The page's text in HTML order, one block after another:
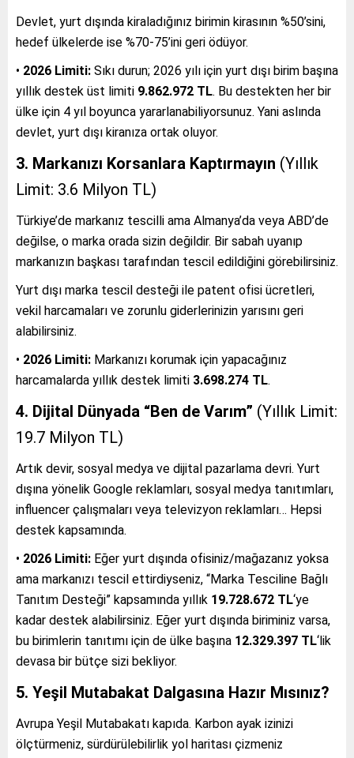
Devlet, yurt dışında kiraladığınız birimin kirasının %50’sini,
hedef ülkelerde ise %70-75’ini geri ödüyor.
• 2026 Limiti: Sıkı durun; 2026 yılı için yurt dışı birim başına
yıllık destek üst limiti 9.862.972 TL. Bu destekten her bir
ülke için 4 yıl boyunca yararlanabiliyorsunuz. Yani aslında
devlet, yurt dışı kiranıza ortak oluyor.
3. Markanızı Korsanlara Kaptırmayın (Yıllık
Limit: 3.6 Milyon TL)
Türkiye’de markanız tescilli ama Almanya’da veya ABD’de
değilse, o marka orada sizin değildir. Bir sabah uyanıp
markanızın başkası tarafından tescil edildiğini görebilirsiniz.
Yurt dışı marka tescil desteği ile patent ofisi ücretleri,
vekil harcamaları ve zorunlu giderlerinizin yarısını geri
alabilirsiniz.
• 2026 Limiti: Markanızı korumak için yapacağınız
harcamalarda yıllık destek limiti 3.698.274 TL.
4. Dijital Dünyada “Ben de Varım” (Yıllık Limit:
19.7 Milyon TL)
Artık devir, sosyal medya ve dijital pazarlama devri. Yurt
dışına yönelik Google reklamları, sosyal medya tanıtımları,
influencer çalışmaları veya televizyon reklamları… Hepsi
destek kapsamında.
• 2026 Limiti: Eğer yurt dışında ofisiniz/mağazanız yoksa
ama markanızı tescil ettirdiyseniz, “Marka Tesciline Bağlı
Tanıtım Desteği” kapsamında yıllık 19.728.672 TL‘ye
kadar destek alabilirsiniz. Eğer yurt dışında biriminiz varsa,
bu birimlerin tanıtımı için de ülke başına 12.329.397 TL‘lik
devasa bir bütçe sizi bekliyor.
5. Yeşil Mutabakat Dalgasına Hazır Mısınız?
Avrupa Yeşil Mutabakatı kapıda. Karbon ayak izinizi
ölçtürmeniz, sürdürülebilirlik yol haritası çizmeniz